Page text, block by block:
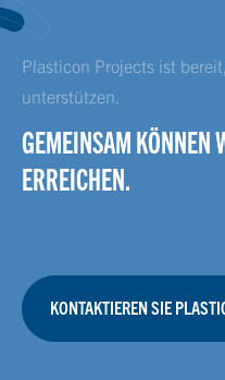
Plasticon Projects ist
unterstützen.
GEMEINSAM KÖNNEN
ERREICHEN.
KONTAKTIEREN SIE